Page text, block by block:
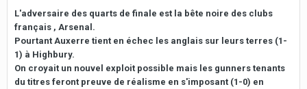
L'adversaire des quarts de finale est la bête noire des clubs
français , Arsenal.
Pourtant Auxerre tient en échec les anglais sur leurs terres (1-
1) à Highbury.
On croyait un nouvel exploit possible mais les gunners tenants
du titres feront preuve de réalisme en s'imposant (1-0) en